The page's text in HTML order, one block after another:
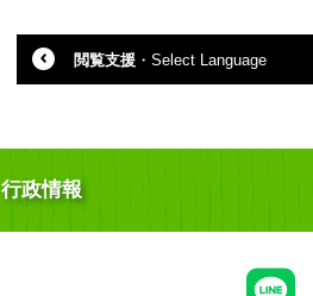
閲覧支援 ・ Select Language
行政情報